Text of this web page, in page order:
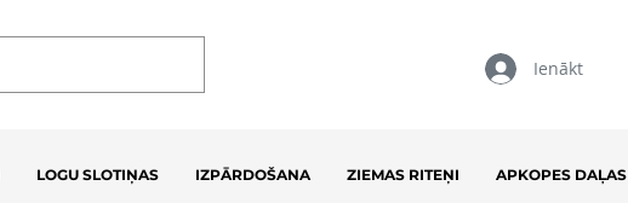
Ienākt
LOGU SLOTIŅAS IZPĀRDOŠANA ZIEMAS RITEŅI APKOPES DAĻAS